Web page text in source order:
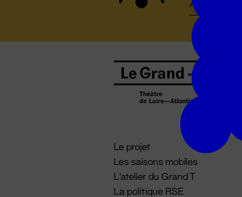
Le projet
Les saisons mobiles
L'atelier du Grand T
La politique RSE